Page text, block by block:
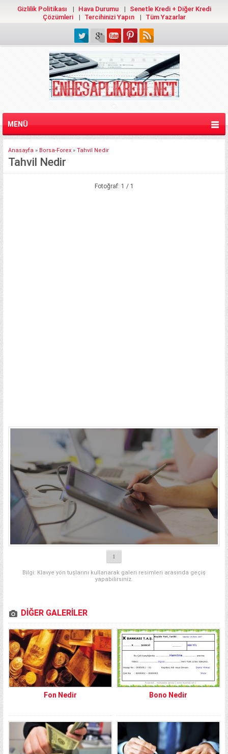
Gizlilik Politikası Hava Durumu
Senetle Kredi + Diğer Kredi
Çözümleri
Tercihinizi Yapın Tüm Yazarlar
MENÜ
Anasayfa » Borsa-Forex » Tahvil Nedir
Tahvil Nedir
Fotoğraf: 1 / 1
1
Bilgi: Klavye yön tuşlarını kullanarak galeri resimleri arasında geçiş
yapabilirsiniz.
DİĞER GALERİLER
Fon Nedir Bono Nedir